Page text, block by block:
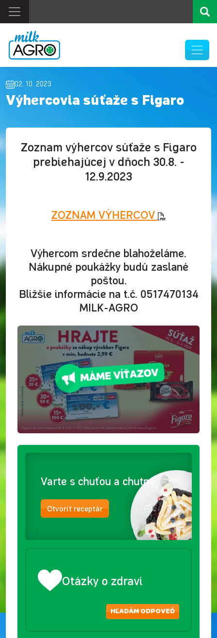
02. 10. 2023
Výhercovia súťaže s Figaro
Zoznam výhercov súťaže s Figaro
prebiehajúcej v dňoch 30.8. -
12.9.2023
ZOZNAM VÝHERCOV
Výhercom srdečne blahoželáme.
Nákupné poukážky budú zaslané
poštou.
Bližšie informácie na t.č. 0517470134
MILK-AGRO
Varte s chuťou a chutne
Otvoriť receptár
Otázky o zdraví
HĽADÁM ODPOVEĎ